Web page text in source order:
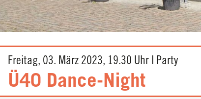
Freitag, 03. März 2023, 19.30 Uhr | Party
Ü40 Dance-Night